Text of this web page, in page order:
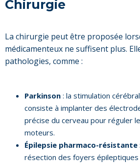
Chirurgie
La chirurgie peut être proposée
médicamenteux ne suffisent plus.
pathologies, comme :
Parkinson : la stimulation
consiste à implanter des
précise du cerveau pour réguler
moteurs.
Épilepsie pharmaco-résistante
résection des foyers épileptiques